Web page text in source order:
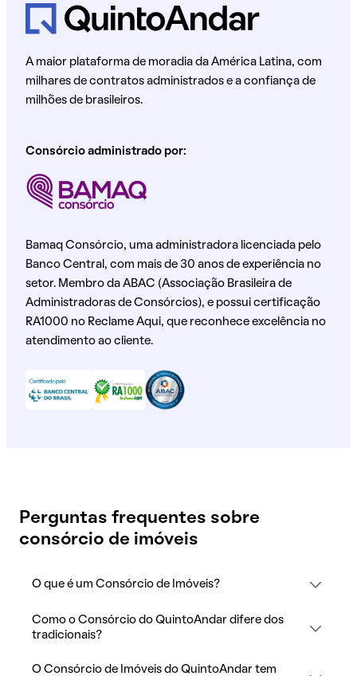
A maior plataforma de moradia da América Latina, com
milhares de contratos administrados e a confiança de
milhões de brasileiros.
Consórcio administrado por:
Bamaq Consórcio, uma administradora licenciada pelo
Banco Central, com mais de 30 anos de experiência no
setor. Membro da ABAC (Associação Brasileira de
Administradoras de Consórcios), e possui certificação
RA1000 no Reclame Aqui, que reconhece excelência no
atendimento ao cliente.
Perguntas frequentes sobre
consórcio de imóveis
O que é um Consórcio de Imóveis?
Como o Consórcio do QuintoAndar difere dos
tradicionais?
O Consórcio de Imóveis do QuintoAndar tem